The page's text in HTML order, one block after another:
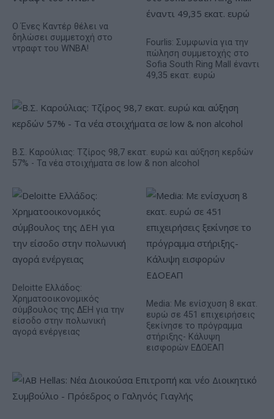
Ο Ένες Καντέρ θέλει να
δηλώσει συμμετοχή στο
ντραφτ του WNBA!
Fourlis: Συμφωνία για την
πώληση συμμετοχής στο
Sofia South Ring Mall έναντι
49,35 εκατ. ευρώ
Β.Σ. Καρούλιας: Τζίρος 98,7 εκατ. ευρώ και αύξηση κερδών
57% - Τα νέα στοιχήματα σε low & non alcohol
Deloitte Ελλάδος:
Χρηματοοικονομικός
σύμβουλος της ΔΕΗ για την
είσοδο στην πολωνική
αγορά ενέργειας
Media: Με ενίσχυση 8 εκατ.
ευρώ σε 451 επιχειρήσεις
ξεκίνησε το πρόγραμμα
στήριξης- Κάλυψη
εισφορών ΕΔΟΕΑΠ